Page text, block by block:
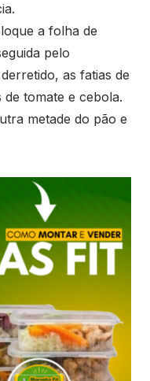
a folha de
pelo
as fatias de
tomate e cebola.
metade do pão e